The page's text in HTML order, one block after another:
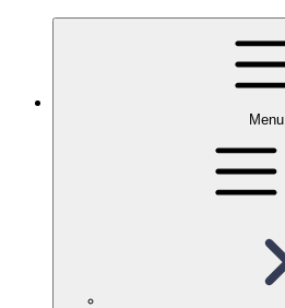
Menu